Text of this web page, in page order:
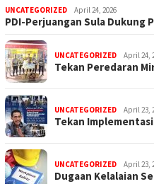
UNCATEGORIZED April 24, 2026
PDI-Perjuangan Sula Dukung
UNCATEGORIZED April 24,
Tekan Peredaran
UNCATEGORIZED April 23,
Tekan
UNCATEGORIZED April 23,
Dugaan Kelalaian